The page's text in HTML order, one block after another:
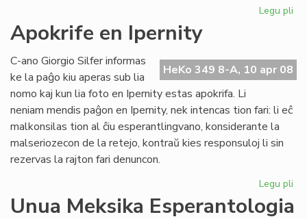
Legu pli
Apokrife en Ipernity
HeKo 349 8-A, 10 apr 08
C-ano Giorgio Silfer informas
ke la paĝo kiu aperas sub lia
nomo kaj kun lia foto en Ipernity estas apokrifa. Li
neniam mendis paĝon en Ipernity, nek intencas tion fari: li eĉ
malkonsilas tion al ĉiu esperantlingvano, konsiderante la
malseriozecon de la retejo, kontraŭ kies responsuloj li sin
rezervas la rajton fari denuncon.
Legu pli
Unua Meksika Esperantologia